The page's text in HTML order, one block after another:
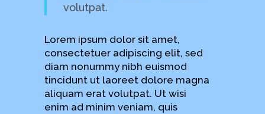
volutpat.
Lorem ipsum dolor sit amet,
consectetuer adipiscing elit, sed
diam nonummy nibh euismod
tincidunt ut laoreet dolore magna
aliquam erat volutpat. Ut wisi
enim ad minim veniam, quis